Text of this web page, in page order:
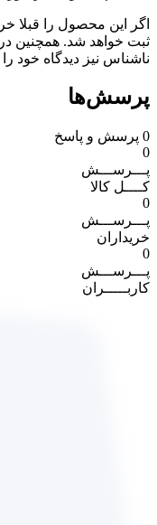
اگر این محصول را قبلا
ثبت خواهد شد. همچنین
ناشناس نیز دیدگاه خود
پرسش‌ها
0 پرسش و پاسخ
0
پـــرســـش
کــــل کالا
0
پـــرســـش
خریداران
0
پـــرســـش
کاربـــــران